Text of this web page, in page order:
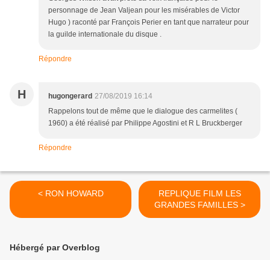
personnage de Jean Valjean pour les misérables de Victor
Hugo ) raconté par François Perier en tant que narrateur pour
la guilde internationale du disque .
Répondre
H hugongerard 27/08/2019 16:14
Rappelons tout de même que le dialogue des carmelites (
1960) a été réalisé par Philippe Agostini et R L Bruckberger
Répondre
< RON HOWARD
REPLIQUE FILM LES
GRANDES FAMILLES >
Hébergé par Overblog